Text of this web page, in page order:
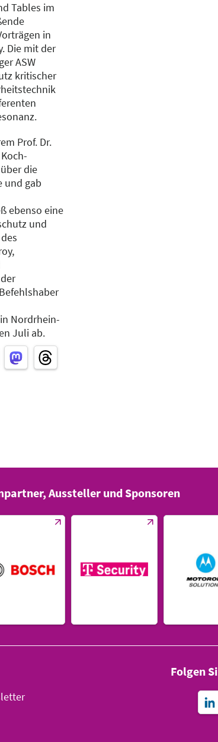
Tables im
in
Die mit der
ASW
kritischer
Prof. Dr.
die
und gab
ebenso eine
und
Nordrhein-
Juli ab.
Aussteller und Sponsoren
Folgen